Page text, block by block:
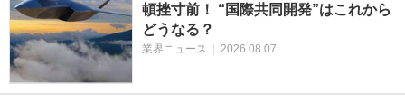
頓挫寸前！ “国際共同開発”はこれから
どうなる？
業界ニュース | 2026.08.07